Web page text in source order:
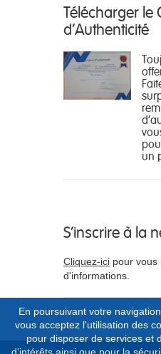
Télécharger le
d'Authenticité
un
S'inscrire à la
Cliquez-ici pour vous
d'informations.
En poursuivant votre
vous acceptez l'utilisation des
pour disposer de services et